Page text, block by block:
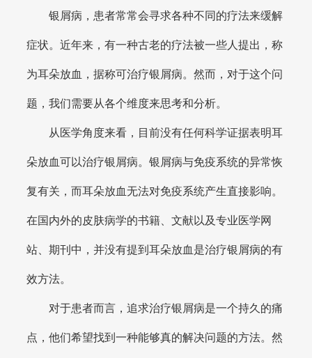
银屑病，患者常常会寻求各种不同的疗法来缓解
症状。近年来，有一种古老的疗法被一些人提出，称
为耳朵放血，据称可治疗银屑病。然而，对于这个问
题，我们需要从各个维度来思考和分析。
从医学角度来看，目前没有任何科学证据表明耳
朵放血可以治疗银屑病。银屑病与免疫系统的异常恢
复有关，而耳朵放血无法对免疫系统产生直接影响。
在国内外的皮肤病学的书籍、文献以及专业医学网
站、期刊中，并没有提到耳朵放血是治疗银屑病的有
效方法。
对于患者而言，追求治疗银屑病是一个持久的痛
点，他们希望找到一种能够真的解决问题的方法。然